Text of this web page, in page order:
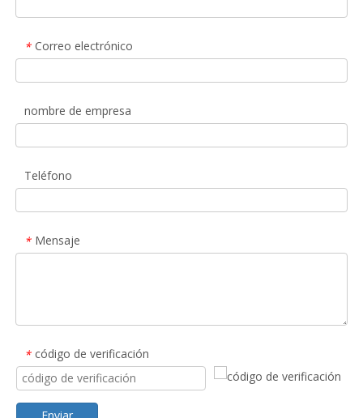
* Correo electrónico
nombre de empresa
Teléfono
* Mensaje
* código de verificación